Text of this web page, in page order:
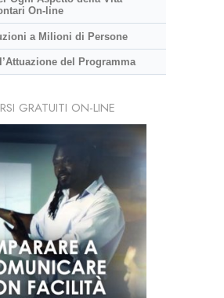
On-line
a Milioni di Persone
del Programma
GRATUITI ON-LINE